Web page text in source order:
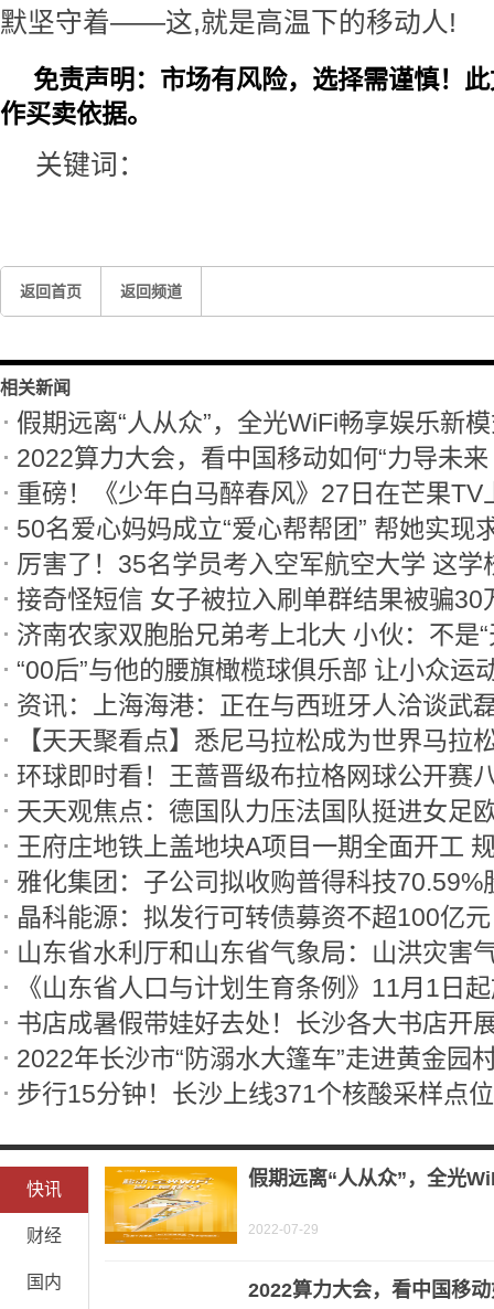
默坚守着——这,就是高温下的移动人!
免责声明：市场有风险，选择需谨慎！
作买卖依据。
关键词：
返回首页 返回频道
相关新闻
假期远离“人从众”，全光WiFi畅享娱乐新
2022算力大会，看中国移动如何“力导未来
重磅！《少年白马醉春风》27日在芒果TV
50名爱心妈妈成立“爱心帮帮团” 帮她实现
接奇怪短信 女子被拉入刷单群结果被骗30
济南农家双胞胎兄弟考上北大 小伙：不是
资讯：上海海港：正在与西班牙人洽谈武
【天天聚看点】悉尼马拉松成为世界马拉
环球即时看！王蔷晋级布拉格网球公开赛
天天观焦点：德国队力压法国队挺进女足
王府庄地铁上盖地块A项目一期全面开工
雅化集团：子公司拟收购普得科技70.59%
晶科能源：拟发行可转债募资不超100亿元
山东省水利厅和山东省气象局：山洪灾害
书店成暑假带娃好去处！长沙各大书店开
2022年长沙市“防溺水大篷车”走进黄金园
步行15分钟！长沙上线371个核酸采样点位
快讯
财经
国内
假期远离“人从众”，全光
2022-07-29
2022算力大会，看中国移